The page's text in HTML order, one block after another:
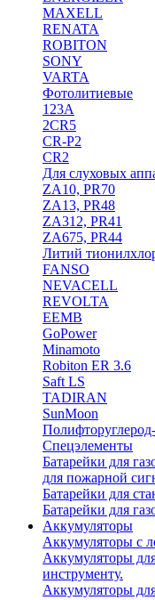
MAXELL
RENATA
ROBITON
SONY
VARTA
Фотолитиевые
123A
2CR5
CR-P2
CR2
Для слуховых
ZA10, PR70
ZA13, PR48
ZA312, PR41
ZA675, PR44
Литий
FANSO
NEVACELL
REVOLTA
EEMB
GoPower
Minamoto
Robiton ER 3.6
Saft LS
TADIRAN
SunMoon
Спецэлементы
Батарейки для
для пожарной
Батарейки для
Батарейки для
Аккумуляторы
Аккумуляторы с
Аккумуляторы
инструменту.
Аккумуляторы